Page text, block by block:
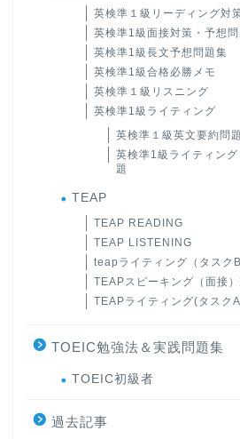
英検準１級リーディング対
英検準1級面接対策・予想
英検準1級長文予想問題集
英検準1級合格必勝メモ
英検準１級リスニング
英検準1級ライティング
英検準１級英文要約問題
英検準1級ライティン
題
TEAP
TEAP READING
TEAP LISTENING
teapライティング（タスクB
TEAPスピーキング（面接
TEAPライティング(タスクA
TOEIC勉強法＆実践問題集
TOEIC初級者
過去記事